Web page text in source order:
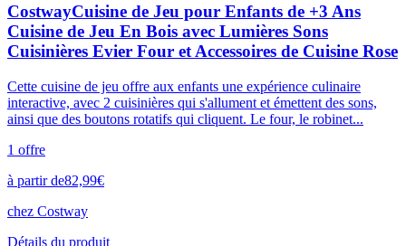
CostwayCuisine de Jeu pour Enfants de +3 Ans
Cuisine de Jeu En Bois avec Lumières Sons
Cuisinières Evier Four et Accessoires de Cuisine Rose
Cette cuisine de jeu offre aux enfants une expérience culinaire
interactive, avec 2 cuisinières qui s'allument et émettent des sons,
ainsi que des boutons rotatifs qui cliquent. Le four, le robinet...
1 offre
à partir de82,99€
chez Costway
Détails du produit